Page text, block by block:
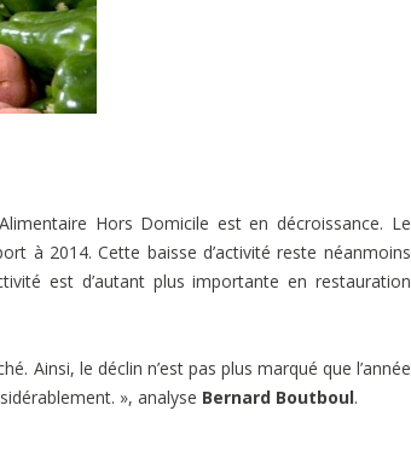
Hors Domicile est en décroissance. Le
à 2014. Cette baisse d’activité reste néanmoins
est d’autant plus importante en restauration
Ainsi, le déclin n’est pas plus marqué que l’année
», analyse Bernard Boutboul.